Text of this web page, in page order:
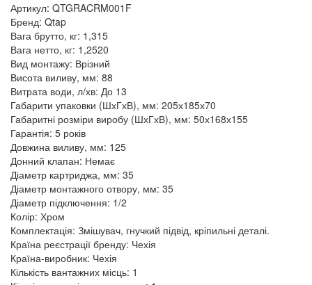
Артикул: QTGRACRM001F
Бренд: Qtap
Вага брутто, кг: 1,315
Вага нетто, кг: 1,2520
Вид монтажу: Врізний
Висота виливу, мм: 88
Витрата води, л/хв: До 13
Габарити упаковки (ШхГхВ), мм: 205х185х70
Габаритні розміри виробу (ШхГхВ), мм: 50х168х155
Гарантія: 5 років
Довжина виливу, мм: 125
Донний клапан: Немає
Діаметр картриджа, мм: 35
Діаметр монтажного отвору, мм: 35
Діаметр підключення: 1/2
Колір: Хром
Комплектація: Змішувач, гнучкий підвід, кріпильні деталі.
Країна реєстрації бренду: Чехія
Країна-виробник: Чехія
Кількість вантажних місць: 1